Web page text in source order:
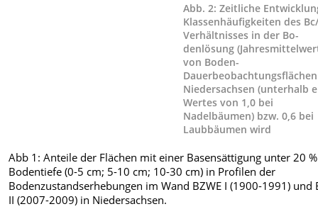
Abb. 2: Zeitliche
Klassenhäufigkeiten des
Verhältnisses in der Bo-
denlösung
von Boden-
Niedersachsen (unterhalb
Wertes von 1,0 bei
Nadelbäumen) bzw. 0,6 bei
Laubbäumen wird
Abb 1: Anteile der Flächen mit einer Basensättigung unter 20
Bodentiefe (0-5 cm; 5-10 cm; 10-30 cm) in Profilen der
Bodenzustandserhebungen im Wand BZWE I (1900-1991) und
II (2007-2009) in Niedersachsen.